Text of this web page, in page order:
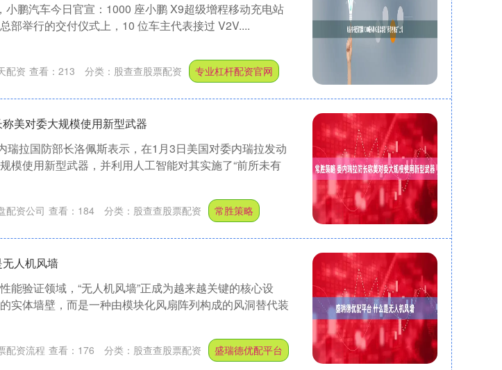
小鹏汽车今日官宣：1000 座小鹏 X9超级增程移动充电站
部举行的交付仪式上，10 位车主代表接过 V2V....
配资 查看： 213 分类： 股查查股票配资 专业杠杆配资官网
美对委大规模使用新型武器
瑞拉国防部长洛佩斯表示，在1月3日美国对委内瑞拉发动
模使用新型武器，并利用人工智能对其实施了“前所未有
配资公司 查看： 184 分类： 股查查股票配资 常胜策略
人机风墙
能验证领域，“无人机风墙”正成为越来越关键的核心设
实体墙壁，而是一种由模块化风扇阵列构成的风洞替代装
配资流程 查看： 176 分类： 股查查股票配资 盛瑞德优配平台